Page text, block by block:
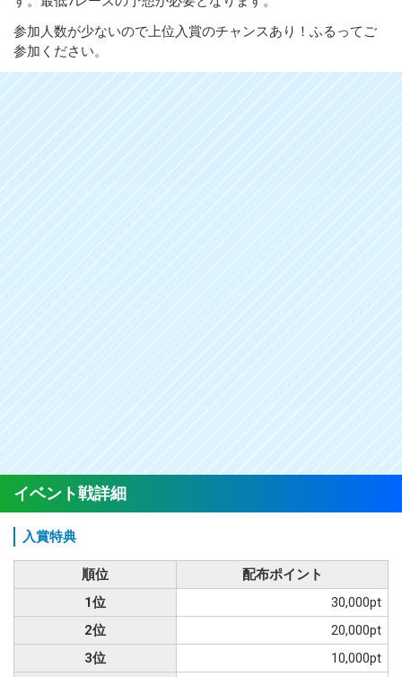
参加人数が少ないので上位入賞のチャンスあり！ふるってご
参加ください。
イベント戦詳細
入賞特典
順位
配布ポイント
1位
30,000pt
2位
20,000pt
3位
10,000pt